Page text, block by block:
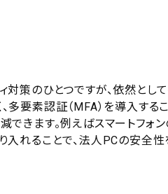
対策のひとつですが、依然とし
要素認証（MFA）を導入する
きます。例えばスマートフォン
入れることで、法人PCの安全性